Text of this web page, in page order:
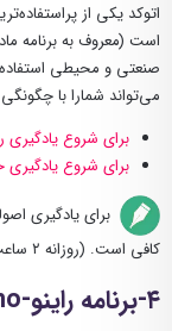
اتوکد یکی از
است (معروف به برنامه
صنعتی و محیطی استفاده
می‌تواند شمارا با
برای شروع یادگیری
برای شروع یادگیری
برای یادگیری
کافی است. (روزانه ۲ ساعت تمرین)
۴-برنامه راینو-Rhino